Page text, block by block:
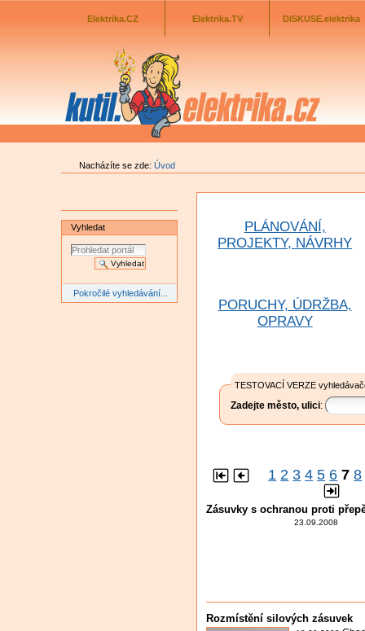
Odkazník
Elektrika.CZ
Elektrika.TV DISKUSE.elektrika
Nacházíte se zde: Úvod
Vyhledat
Pokročilé vyhledávání...
PLÁNOVÁNÍ,
PROJEKTY, NÁVRHY
PORUCHY, ÚDRŽBA,
OPRAVY
TESTOVACÍ VERZE
Zadejte město, ulici:
1 2 3 4 5 6 7 8
Zásuvky s ochranou proti
23.09.2008
Rozmístění silových zásuvek